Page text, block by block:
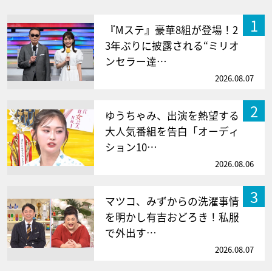
1
『Mステ』豪華8組が登場！2
3年ぶりに披露される“ミリオ
ンセラー達…
2026.08.07
2
ゆうちゃみ、出演を熱望する
大人気番組を告白「オーディ
ション10…
2026.08.06
3
マツコ、みずからの洗濯事情
を明かし有吉おどろき！私服
で外出す…
2026.08.07